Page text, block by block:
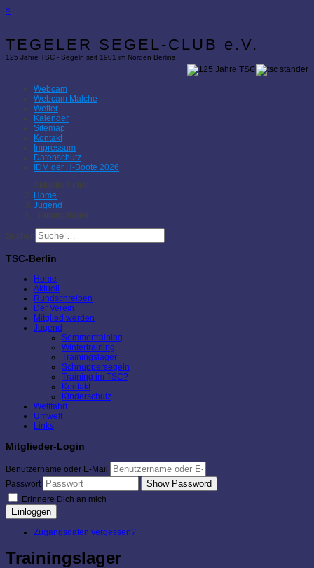
×
TEGELER SEGEL-CLUB e.V.
125 Jahre TSC - Segeln seit 1901 im Norden Berlins
Webcam
Webcam Malche
Wetter
Kalender
Sitemap
Kontakt
Impressum
Datenschutz
IDM der H-Boote 2026
Aktuelle Seite:
Home
Jugend
Trainingslager
Suchen
TSC-Berlin
Home
Aktuell
Rundschreiben
Der Verein
Mitglied werden
Jugend
Sommertraining
Wintertraining
Trainingslager
Schnuppersegeln
Training im TSC?
Kontakt
Kinderschutz
Wettfahrt
Umwelt
Links
Mitglieder-Login
Benutzername oder E-Mail
Passwort
Show Password
Erinnere Dich an mich
Einloggen
Zugangsdaten vergessen?
Trainingslager